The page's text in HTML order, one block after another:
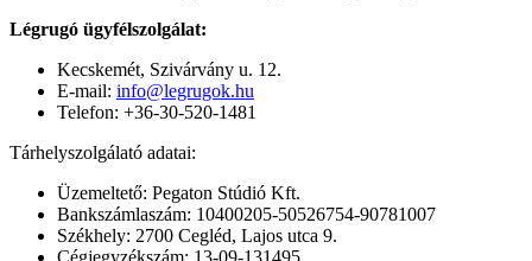
Légrugó ügyfélszolgálat:
Kecskemét, Szivárvány u. 12.
E-mail: info@legrugok.hu
Telefon: +36-30-520-1481
Tárhelyszolgálató adatai:
Üzemeltető: Pegaton Stúdió Kft.
Bankszámlaszám: 10400205-50526754-90781007
Székhely: 2700 Cegléd, Lajos utca 9.
Cégjegyzékszám: 13-09-131495